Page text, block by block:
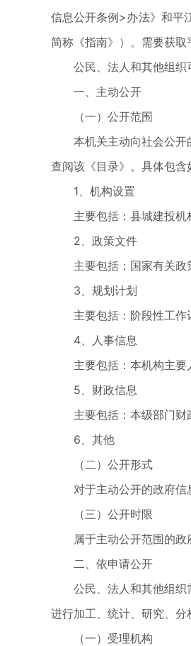
信息公开条例>办法》和平
简称《指南》）。需要获
公民、法人和其他组
一、主动公开
（一）公开范围
本机关主动向社会公
查阅该《目录》。具体包含
1、机构设置
主要包括：县城建投机
2、政策文件
主要包括：国家有关政
3、规划计划
主要包括：阶段性工作
4、人事信息
主要包括：本机构主要
5、财政信息
主要包括：本级部门财
6、其他
（二）公开形式
对于主动公开的政府信
（三）公开时限
属于主动公开范围的
二、依申请公开
公民、法人和其他组
进行加工、统计、研究、分
（一）受理机构